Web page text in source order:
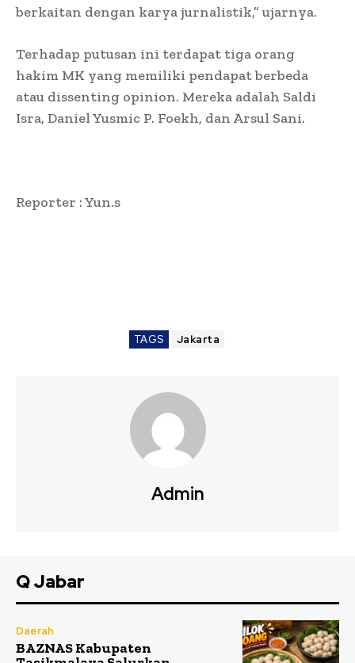
berkaitan dengan karya jurnalistik,” ujarnya.
Terhadap putusan ini terdapat tiga orang
hakim MK yang memiliki pendapat berbeda
atau dissenting opinion. Mereka adalah Saldi
Isra, Daniel Yusmic P. Foekh, dan Arsul Sani.
Reporter : Yun.s
TAGS Jakarta
Admin
Q Jabar
Daerah
BAZNAS Kabupaten